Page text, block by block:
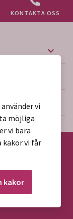
KONTAKTA OSS
kakor
vi
möjliga
vi bara
kakor vi får
kakor